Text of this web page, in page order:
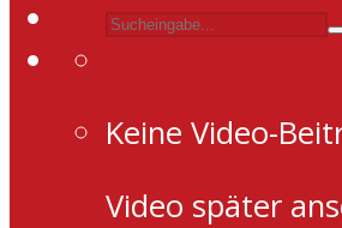
Keine Video-
Video später